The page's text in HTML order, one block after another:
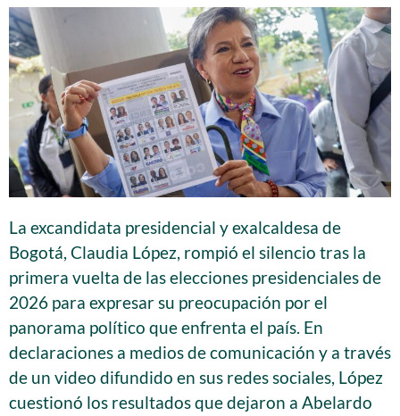
La excandidata presidencial y exalcaldesa de
Bogotá, Claudia López, rompió el silencio tras la
primera vuelta de las elecciones presidenciales de
2026 para expresar su preocupación por el
panorama político que enfrenta el país. En
declaraciones a medios de comunicación y a través
de un video difundido en sus redes sociales, López
cuestionó los resultados que dejaron a Abelardo